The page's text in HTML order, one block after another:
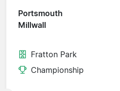
Portsmouth
Millwall
Fratton Park
Championship